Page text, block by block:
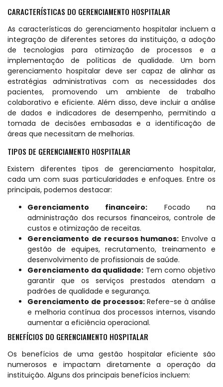
CARACTERÍSTICAS DO GERENCIAMENTO HOSPITALAR
As características do gerenciamento hospitalar incluem a
integração de diferentes setores da instituição, a adoção
de tecnologias para otimização de processos e a
implementação de políticas de qualidade. Um bom
gerenciamento hospitalar deve ser capaz de alinhar as
estratégias administrativas com as necessidades dos
pacientes, promovendo um ambiente de trabalho
colaborativo e eficiente. Além disso, deve incluir a análise
de dados e indicadores de desempenho, permitindo a
tomada de decisões embasadas e a identificação de
áreas que necessitam de melhorias.
TIPOS DE GERENCIAMENTO HOSPITALAR
Existem diferentes tipos de gerenciamento hospitalar,
cada um com suas particularidades e enfoques. Entre os
principais, podemos destacar:
Gerenciamento financeiro: Focado na
administração dos recursos financeiros, controle de
custos e otimização de receitas.
Gerenciamento de recursos humanos: Envolve a
gestão de equipes, recrutamento, treinamento e
desenvolvimento de profissionais de saúde.
Gerenciamento da qualidade: Tem como objetivo
garantir que os serviços prestados atendam a
padrões de qualidade e segurança.
Gerenciamento de processos:Refere-se à análise
e melhoria contínua dos processos internos, visando
aumentar a eficiência operacional.
BENEFÍCIOS DO GERENCIAMENTO HOSPITALAR
Os benefícios de uma gestão hospitalar eficiente são
numerosos e impactam diretamente a operação da
instituição. Alguns dos principais benefícios incluem: